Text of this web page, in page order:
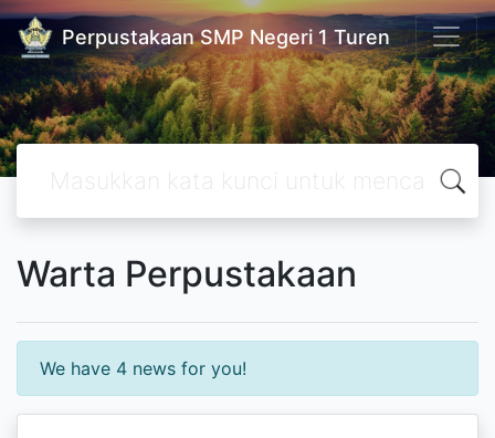
Perpustakaan SMP Negeri 1 Turen
Warta Perpustakaan
We have 4 news for you!